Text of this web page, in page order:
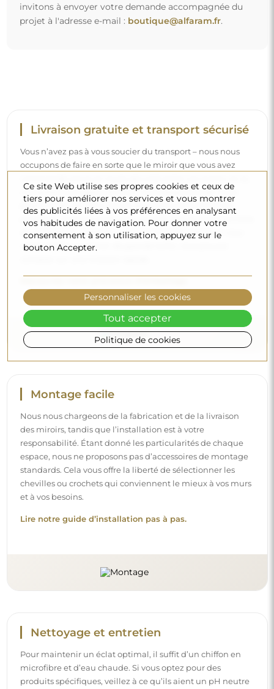
invitons à envoyer votre demande accompagnée du
projet à l'adresse e-mail : boutique@alfaram.fr.
Livraison gratuite et transport sécurisé
Vous n’avez pas à vous soucier du transport – nous nous
occupons de faire en sorte que le miroir que vous avez
complètement gratuitement. Nous disposons de notre
propre flotte de véhicules et de personnel formé, c’est
pourquoi nous pouvons vous garantir que le miroir arrivera
en parfait état, sans frais supplémentaires. Même si vous
commandez un miroir de grande taille, vous pouvez
Montage facile
Nous nous chargeons de la fabrication et de la livraison
des miroirs, tandis que l’installation est à votre
responsabilité. Étant donné les particularités de chaque
espace, nous ne proposons pas d’accessoires de montage
standards. Cela vous offre la liberté de sélectionner les
chevilles ou crochets qui conviennent le mieux à vos murs
et à vos besoins.
Lire notre guide d’installation pas à pas.
Nettoyage et entretien
Pour maintenir un éclat optimal, il suffit d’un chiffon en
microfibre et d’eau chaude. Si vous optez pour des
produits spécifiques, veillez à ce qu’ils aient un pH neutre
Ce site Web utilise ses propres cookies et ceux de
tiers pour améliorer nos services et vous montrer
des publicités liées à vos préférences en analysant
vos habitudes de navigation. Pour donner votre
consentement à son utilisation, appuyez sur le
bouton Accepter.
Politique de cookies
Personnaliser les cookies
Tout accepter